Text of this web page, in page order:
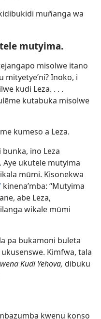
muñanga wa
mutyima.
misolwe itano
mityetye’ni? Inoko, i
kudi Leza. . . .
kutabuka misolwe
kumeso a Leza.
ino Leza
Aye ukutele mutyima
mūmi. Kisonekwa
kinena’mba: “Mutyima
abe Leza,
wikale mūmi
pa bukamoni buleta
Kimfwa, tala
Kudi Yehova, dibuku
kwenu konso